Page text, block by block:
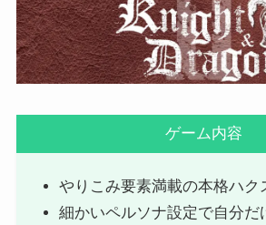
ゲーム内容
やりこみ要素満載の本格ハク
細かいペルソナ設定で自分だ